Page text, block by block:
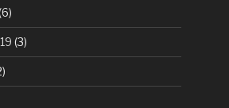
(3)